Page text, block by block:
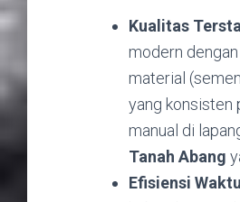
Kualitas
modern
material
yang konsisten
manual di
Tanah Abang
Efisiensi